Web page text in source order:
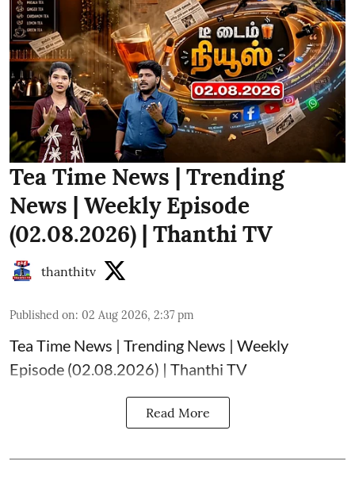
Tea Time News | Trending
News | Weekly Episode
(02.08.2026) | Thanthi TV
thanthitv
Published on: 02 Aug 2026, 2:37 pm
Tea Time News | Trending News | Weekly
Episode (02.08.2026) | Thanthi TV
Read More